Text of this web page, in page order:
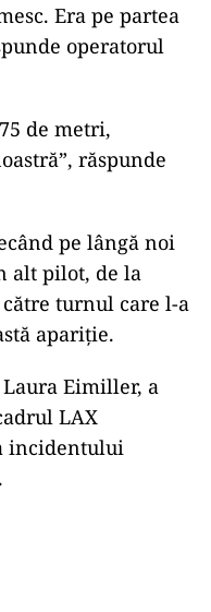
Era pe partea
operatorul
de metri,
răspunde
pe lângă noi
alt pilot, de la
turnul care l-a
apariţie.
Eimiller, a
LAX
incidentului